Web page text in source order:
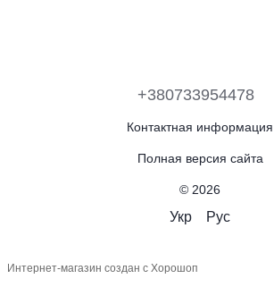
+380733954478
Контактная информация
Полная версия сайта
© 2026
Укр Рус
Интернет-магазин создан с Хорошоп